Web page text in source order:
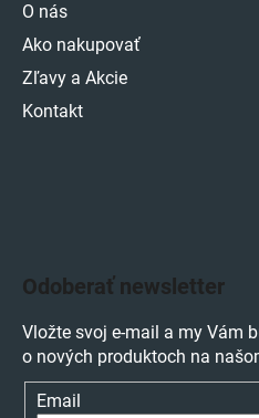
O nás
Ako nakupovať
Zľavy a Akcie
Kontakt
Odoberať newsletter
Vložte svoj e-mail a my Vám
o nových produktoch na
Email